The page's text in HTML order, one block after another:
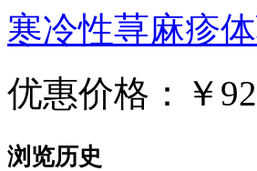
寒冷性荨麻疹
优惠价格：
￥
浏览历史